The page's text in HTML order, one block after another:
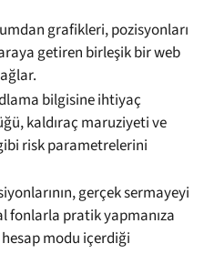
grafikleri, pozisyonları
getiren birleşik bir web
bilgisine ihtiyaç
kaldıraç maruziyeti ve
risk parametrelerini
gerçek sermayeyi
fonlarla pratik yapmanıza
modu içerdiği